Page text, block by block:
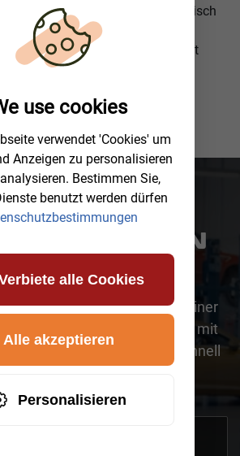
Englisch, Polnisch, Litauisch
- Frachtführerassistent in
Service-Hotline an !!! Hilfe ist
SIE EINEN
Ihnen gerne zur Verfügung. Einer
Mitarbeiter wird sich bald mit
setzen, um Ihr Anliegen schnell
klären.
use cookies
verwendet 'Cookies' um
Anzeigen zu personalisieren
Bestimmen Sie,
benutzt werden dürfen
alle Cookies
Personalisieren
Alle akzeptieren